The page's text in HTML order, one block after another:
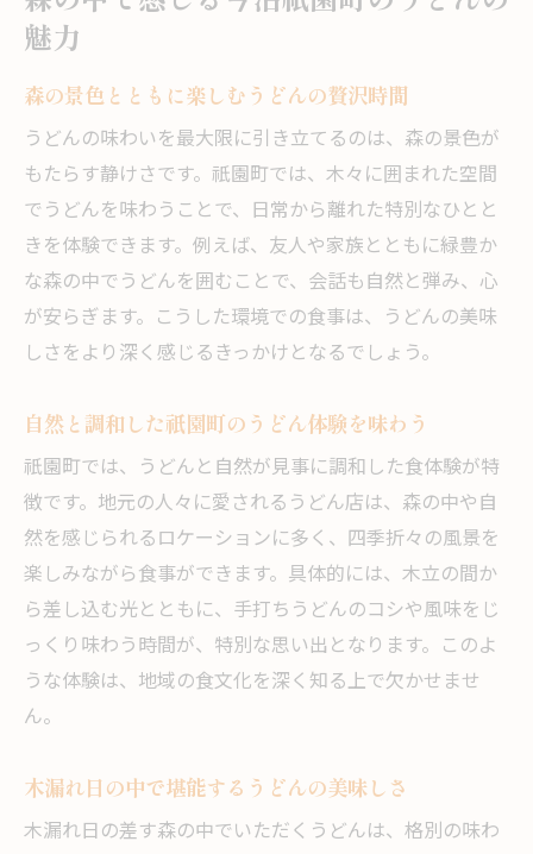
リピーターが絶賛するうどんの魅力体験談
うどん好きなら一度は味わいたい祇園町の
逸品
心に残る地元うどんとの出会いを求めて
心に残る一杯のうどんと出会うためのヒン
ト
地元うどん巡りで得られる忘れられない体
験
祇園町で見つけるうどんの新たな魅力発見
思い出に残るうどんとの出会い方を伝授
今治祇園町で心動かすうどん体験を楽しむ
次に訪れたい地元うどんの魅力を探しに行
こう
魅力
森の景色とともに楽しむうどんの贅沢時間
うどんの味わいを最大限に引き立てるのは、森の景色が
もたらす静けさです。祇園町では、木々に囲まれた空間
でうどんを味わうことで、日常から離れた特別なひとと
きを体験できます。例えば、友人や家族とともに緑豊か
な森の中でうどんを囲むことで、会話も自然と弾み、心
が安らぎます。こうした環境での食事は、うどんの美味
しさをより深く感じるきっかけとなるでしょう。
自然と調和した祇園町のうどん体験を味わう
祇園町では、うどんと自然が見事に調和した食体験が特
徴です。地元の人々に愛されるうどん店は、森の中や自
然を感じられるロケーションに多く、四季折々の風景を
楽しみながら食事ができます。具体的には、木立の間か
ら差し込む光とともに、手打ちうどんのコシや風味をじ
っくり味わう時間が、特別な思い出となります。このよ
うな体験は、地域の食文化を深く知る上で欠かせませ
ん。
木漏れ日の中で堪能するうどんの美味しさ
木漏れ日の差す森の中でいただくうどんは、格別の味わ